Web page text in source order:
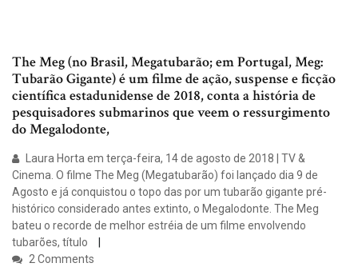
The Meg (no Brasil, Megatubarão; em Portugal, Meg:
Tubarão Gigante) é um filme de ação, suspense e ficção
científica estadunidense de 2018, conta a história de
pesquisadores submarinos que veem o ressurgimento
do Megalodonte,
Laura Horta em terça-feira, 14 de agosto de 2018 | TV &
Cinema. O filme The Meg (Megatubarão) foi lançado dia 9 de
Agosto e já conquistou o topo das por um tubarão gigante pré-
histórico considerado antes extinto, o Megalodonte. The Meg
bateu o recorde de melhor estréia de um filme envolvendo
tubarões, título
2 Comments